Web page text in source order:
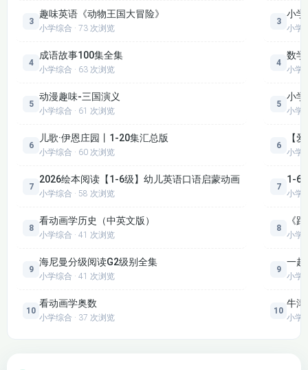
3
趣味英语《动物王国大冒险》
小学综合 · 73 次浏览
4
成语故事100集全集
小学综合 · 63 次浏览
5
动漫趣味-三国演义
小学综合 · 61 次浏览
6
儿歌·伊恩庄园丨1-20集汇总版
小学综合 · 60 次浏览
7
2026绘本阅读【1-6级】幼儿英语口语启蒙动画
小学综合 · 58 次浏览
8
看动画学历史（中英文版）
小学综合 · 41 次浏览
9
海尼曼分级阅读G2级别全集
小学综合 · 41 次浏览
10
看动画学奥数
小学综合 · 37 次浏览
3
小
小学
4
数
小学
5
小
小学
6
【
小学
7
1-6
小学
8
《
小学
9
一
小学
10
牛
小学